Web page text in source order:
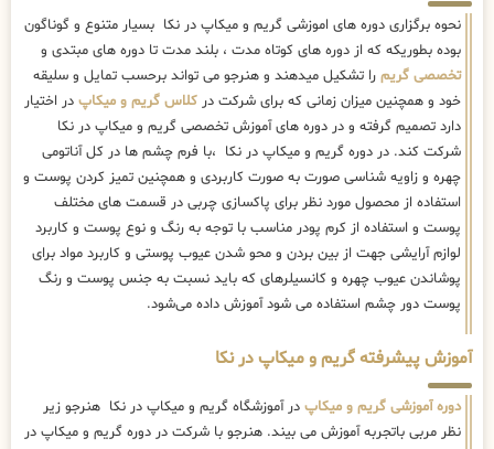
نحوه برگزاری دوره های اموزشی گریم و میکاپ در نکا بسیار متنوع و گوناگون
بوده بطوریکه که از دوره های کوتاه مدت ، بلند مدت تا دوره های مبتدی و
تخصصی گریم را تشکیل میدهند و هنرجو می تواند برحسب تمایل و سلیقه
خود و همچنین میزان زمانی که برای شرکت در کلاس گریم و میکاپ در اختیار
دارد تصمیم گرفته و در دوره های آموزش تخصصی گریم و میکاپ در نکا
شرکت کند. در دوره گریم و میکاپ در نکا ،با فرم چشم ها در کل آناتومی
چهره و زاویه شناسی صورت به صورت کاربردی و همچنین تمیز کردن پوست و
استفاده از محصول مورد نظر برای پاکسازی چربی در قسمت های مختلف
پوست و استفاده از کرم پودر مناسب با توجه به رنگ و نوع پوست و کاربرد
لوازم آرایشی جهت از بین بردن و محو شدن عیوب پوستی و کاربرد مواد برای
پوشاندن عیوب چهره و کانسیلرهای که باید نسبت به جنس پوست و رنگ
پوست دور چشم استفاده می شود آموزش داده می‌شود.
آموزش پیشرفته گریم و میکاپ در نکا
دوره آموزشی گریم و میکاپ در آموزشگاه گریم و میکاپ در نکا هنرجو زیر
نظر مربی باتجربه آموزش می بیند. هنرجو با شرکت در دوره گریم و میکاپ در